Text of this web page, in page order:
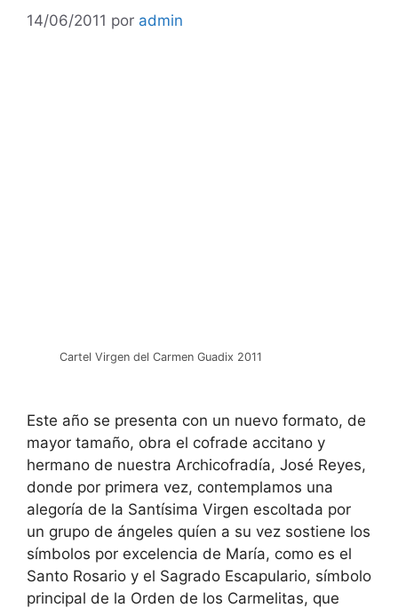
14/06/2011 por admin
Cartel Virgen del Carmen Guadix 2011
Este año se presenta con un nuevo formato, de
mayor tamaño, obra el cofrade accitano y
hermano de nuestra Archicofradía, José Reyes,
donde por primera vez, contemplamos una
alegoría de la Santísima Virgen escoltada por
un grupo de ángeles quíen a su vez sostiene los
símbolos por excelencia de María, como es el
Santo Rosario y el Sagrado Escapulario, símbolo
principal de la Orden de los Carmelitas, que